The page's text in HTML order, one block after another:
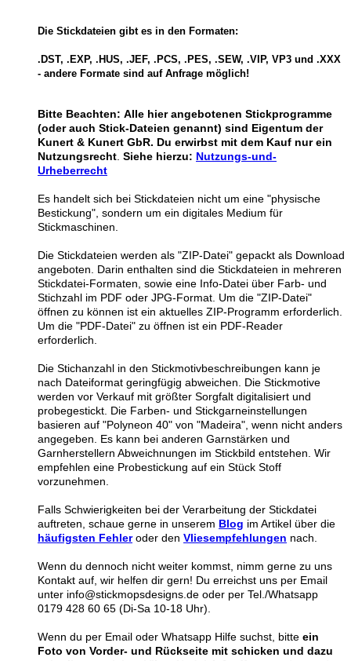
Die Stickdateien gibt es in den Formaten:
.DST, .EXP, .HUS, .JEF, .PCS, .PES, .SEW, .VIP, VP3 und .XXX
- andere Formate sind auf Anfrage möglich!
Bitte Beachten: Alle hier angebotenen Stickprogramme
(oder auch Stick-Dateien genannt) sind Eigentum der
Kunert & Kunert GbR. Du erwirbst mit dem Kauf nur ein
Nutzungsrecht Siehe hierzu: Nutzungs-und-
Urheberrecht
Es handelt sich bei Stickdateien nicht um eine "physische
Bestickung", sondern um ein digitales Medium für
Stickmaschinen.
Die Stickdateien werden als "ZIP-Datei" gepackt als Download
angeboten. Darin enthalten sind die Stickdateien in mehreren
Stickdatei-Formaten, sowie eine Info-Datei über Farb- und
Stichzahl im PDF oder JPG-Format. Um die "ZIP-Datei"
öffnen zu können ist ein aktuelles ZIP-Programm erforderlich.
Um die "PDF-Datei" zu öffnen ist ein PDF-Reader
erforderlich.
Die Stichanzahl in den Stickmotivbeschreibungen kann je
nach Dateiformat geringfügig abweichen. Die Stickmotive
werden vor Verkauf mit größter Sorgfalt digitalisiert und
probegestickt. Die Farben- und Stickgarneinstellungen
basieren auf "Polyneon 40" von "Madeira", wenn nicht anders
angegeben. Es kann bei anderen Garnstärken und
Garnherstellern Abweichnungen im Stickbild entstehen. Wir
empfehlen eine Probestickung auf ein Stück Stoff
vorzunehmen.
Falls Schwierigkeiten bei der Verarbeitung der Stickdatei
auftreten, schaue gerne in unserem Blog im Artikel über die
häufigsten Fehleroder den Vliesempfehlungen nach.
Wenn du dennoch nicht weiter kommst, nimm gerne zu uns
Kontakt auf, wir helfen dir gern! Du erreichst uns per Email
unter info@stickmopsdesigns.de oder per Tel./Whatsapp
0179 428 60 65 (Di-Sa 10-18 Uhr).
Wenn du per Email oder Whatsapp Hilfe suchst, bitte ein
Foto von Vorder- und Rückseite mit schicken und dazu